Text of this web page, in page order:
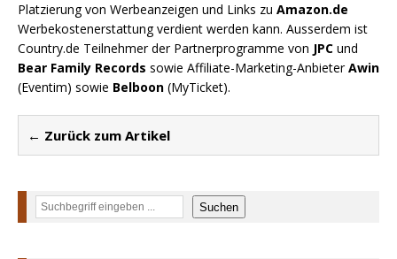
Platzierung von Werbeanzeigen und Links zu Amazon.de
Werbekostenerstattung verdient werden kann. Ausserdem ist
Country.de Teilnehmer der Partnerprogramme von JPC und
Bear Family Records sowie Affiliate-Marketing-AnbieterAwin
(Eventim) sowie Belboon (MyTicket).
← Zurück zum Artikel
Suchen Suchen